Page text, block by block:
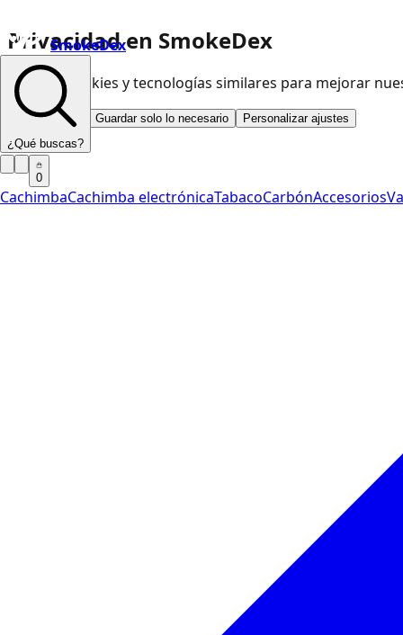
Privacidad en SmokeDex
Usamos cookies y tecnologías similares para mejorar
Aceptar todo Guardar solo lo necesario Personalizar ajustes
SmokeDex
¿Qué buscas?
0
CachimbaCachimba electrónicaTabacoCarbónAccesorios